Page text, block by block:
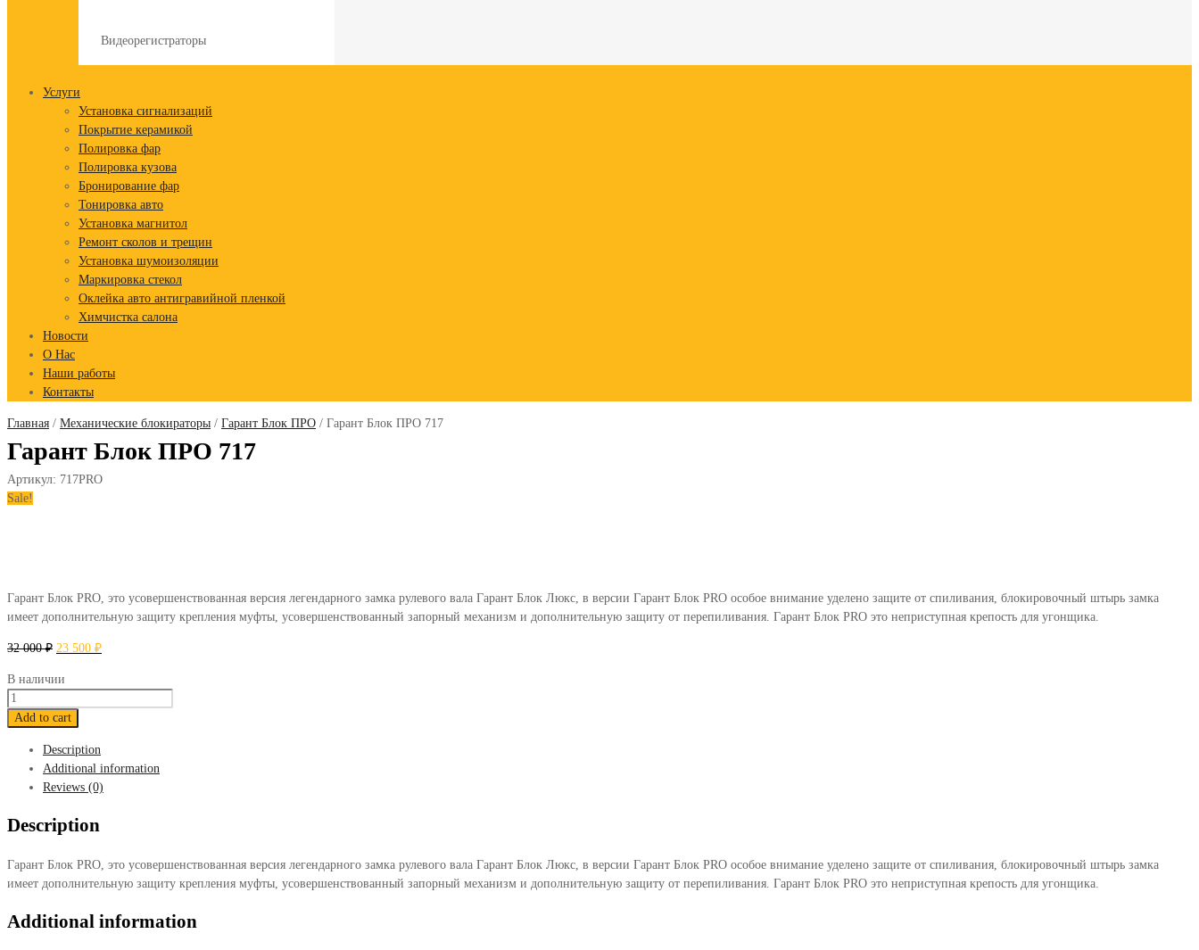
Видеорегистраторы
Услуги
Установка сигнализаций
Покрытие керамикой
Полировка фар
Полировка кузова
Бронирование фар
Тонировка авто
Установка магнитол
Ремонт сколов и трещин
Установка шумоизоляции
Маркировка стекол
Оклейка авто антигравийной пленкой
Химчистка салона
Новости
О Нас
Наши работы
Контакты
Главная / Механические блокираторы / Гарант Блок ПРО / Гарант Блок ПРО 717
Гарант Блок ПРО 717
Артикул: 717PRO
Sale!
Гарант Блок PRO, это усовершенствованная версия легендарного замка рулевого вала Гарант Блок Люкс, в версии Гарант Блок PRO особое внимание уделено защите от спиливания, блокировочный штырь замка
имеет дополнительную защиту крепления муфты, усовершенствованный запорный механизм и дополнительную защиту от перепиливания. Гарант Блок PRO это неприступная крепость для угонщика.
32 000₽ 23 500 ₽
В наличии
Гарант
Блок
quantity
Add to cart
Description
Additional information
Reviews (0)
Description
Гарант Блок PRO, это усовершенствованная версия легендарного замка рулевого вала Гарант Блок Люкс, в версии Гарант Блок PRO особое внимание уделено защите от спиливания, блокировочный штырь замка
имеет дополнительную защиту крепления муфты, усовершенствованный запорный механизм и дополнительную защиту от перепиливания. Гарант Блок PRO это неприступная крепость для угонщика.
Additional information